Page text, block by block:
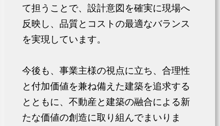
て担うことで、設計意図を確実に現場へ
反映し、品質とコストの最適なバランス
を実現しています。
今後も、事業主様の視点に立ち、合理性
と付加価値を兼ね備えた建築を追求する
とともに、不動産と建築の融合による新
たな価値の創造に取り組んでまいりま